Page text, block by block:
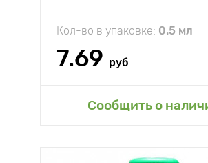
Кол-во в упаковке: 0.5 мл
7.69 руб
Сообщить о